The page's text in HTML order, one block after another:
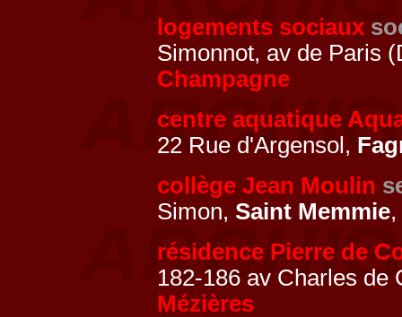
logements sociaux
Simonnot, av de Paris
Champagne
centre aquatique
22 Rue d'Argensol,
collège Jean Moulin
Simon, Saint Memmie,
résidence Pierre de
182-186 av Charles
Mézières